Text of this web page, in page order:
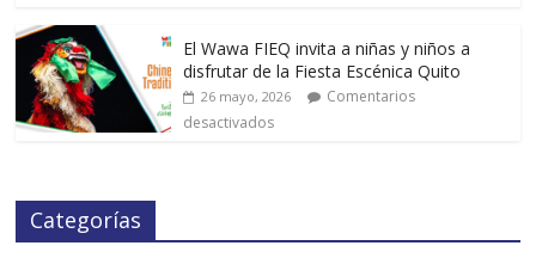
El Wawa FIEQ invita a niñas y niños a
disfrutar de la Fiesta Escénica Quito
26 mayo, 2026
Comentarios
desactivados
Categorías